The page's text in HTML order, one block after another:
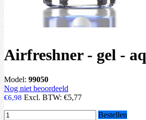
Airfreshner - gel -
Model: 99050
Nog niet beoordeeld
€6,98 Excl. BTW: €5,77
Bestellen